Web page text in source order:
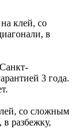
клей, со
в
3 года.
со сложным
разбежку,